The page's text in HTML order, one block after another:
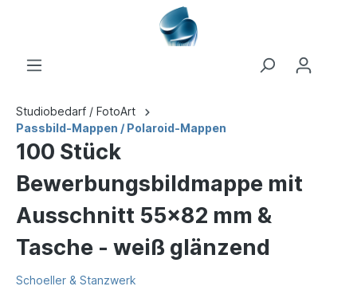
Studiobedarf / FotoArt
Passbild-Mappen / Polaroid-Mappen
100 Stück
Bewerbungsbildmappe mit
Ausschnitt 55x82 mm &
Tasche - weiß glänzend
Schoeller & Stanzwerk